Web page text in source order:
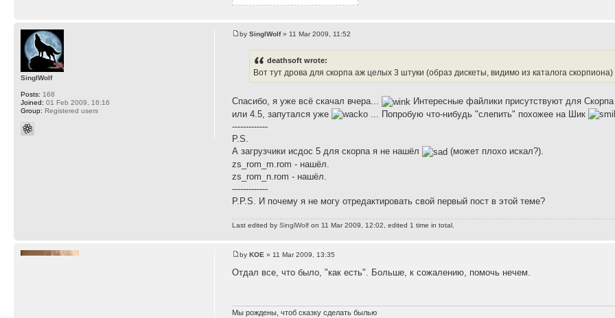
bySinglWolf» 11 Mar 2009, 11:52
deathsoft wrote:
Вот тут дрова для скорпа аж целых 3 штуки (образ дискеты, видимо из каталога скорпиона)
Спасибо, я уже всё скачал вчера...
Интересные файлики присутствуют для
или 4.5, запутался уже
... Попробую что-нибудь "слепить" похожее на Шик
-------------
P.S.
А загрузчики исдос 5 для скорпа я не нашёл
(может плохо искал?).
zs_rom_m.rom - нашёл.
zs_rom_n.rom - нашёл.
-------------
P.P.S. И почему я не могу отредактировать свой первый пост в этой теме?
Last edited bySinglWolf on 11 Mar 2009, 12:02, edited 1 time in total.
SinglWolf
Posts: 168
Joined: 01 Feb 2009, 16:16
Group: Registered users
by KOE » 11 Mar 2009, 13:35
Отдал все, что было, "как есть". Больше, к сожалению, помочь нечем.
Мы рождены, чтоб сказку сделать былью